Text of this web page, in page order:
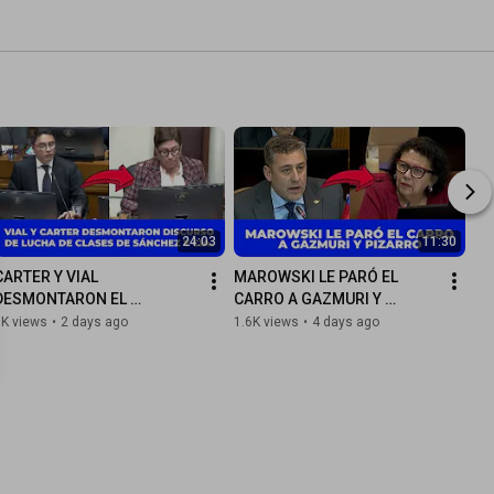
24:03
Y VIAL
EL
DE LUCHA DE
views • 2 days ago
11:30
MAROWSKI LE PARÓ EL
CARRO A GAZMURI Y
PIZARRO POR OPONERSE A
1.6K views • 4 days ago